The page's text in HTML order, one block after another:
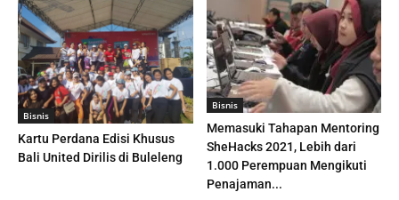
Bisnis
Kartu Perdana Edisi Khusus
Bali United Dirilis di Buleleng
Bisnis
Memasuki Tahapan Mentoring
SheHacks 2021, Lebih dari
1.000 Perempuan Mengikuti
Penajaman...